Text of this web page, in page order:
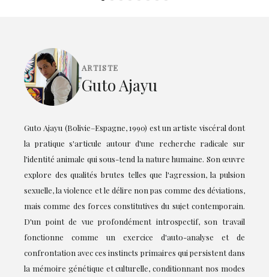
ARTISTE
Guto Ajayu
Guto Ajayu (Bolivie–Espagne, 1990) est un artiste viscéral dont
la pratique s'articule autour d'une recherche radicale sur
l'identité animale qui sous-tend la nature humaine. Son œuvre
explore des qualités brutes telles que l'agression, la pulsion
sexuelle, la violence et le délire non pas comme des déviations,
mais comme des forces constitutives du sujet contemporain.
D'un point de vue profondément introspectif, son travail
fonctionne comme un exercice d'auto-analyse et de
confrontation avec ces instincts primaires qui persistent dans
la mémoire génétique et culturelle, conditionnant nos modes